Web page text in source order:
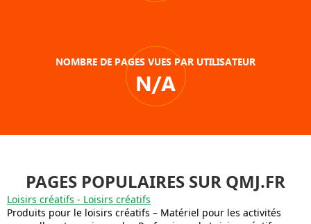
NOMBRE DE PAGES VUES PAR UTILISATEUR
N/A
PAGES POPULAIRES SUR QMJ.FR
Loisirs créatifs - Loisirs créatifs
Produits pour le loisirs créatifs – Matériel pour les activités